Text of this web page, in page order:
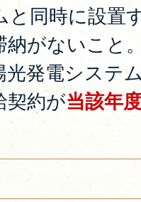
と同時に設置
納がないこと
光発電システ
契約が当該年